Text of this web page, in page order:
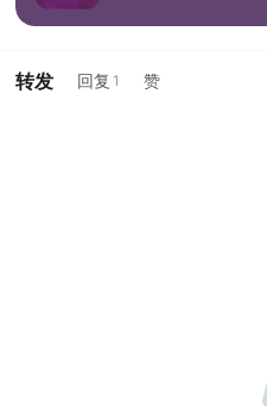
转发 回复 1 赞